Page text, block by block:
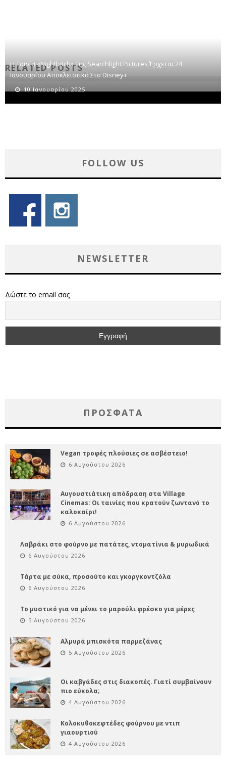
RELATED POSTS
Η Ταινία «Νightbitch» Της Searchlight Pictures Έρχεται 24
Ιανουαρίου Αποκλειστικά Στο Disney+
10 Ιανουαρίου 2025
FOLLOW US
NEWSLETTER
Δώστε το email σας
ΠΡΌΣΦΑΤΑ
Vegan τροφές πλούσιες σε ασβέστειο!
6 Αυγούστου 2026
Αυγουστιάτικη απόδραση στα Village
Cinemas: Οι ταινίες που κρατούν ζωντανό το
καλοκαίρι!
6 Αυγούστου 2026
Λαβράκι στο φούρνο με πατάτες, ντοματίνια & μυρωδικά
6 Αυγούστου 2026
Τάρτα με σύκα, προσούτο και γκοργκοντζόλα
6 Αυγούστου 2026
Το μυστικό για να μένει το μαρούλι φρέσκο για μέρες
5 Αυγούστου 2026
Αλμυρά μπισκότα παρμεζάνας
5 Αυγούστου 2026
Οι καβγάδες στις διακοπές. Γιατί συμβαίνουν
πιο εύκολα;
4 Αυγούστου 2026
Κολοκυθοκεφτέδες φούρνου με ντιπ
γιαουρτιού
4 Αυγούστου 2026